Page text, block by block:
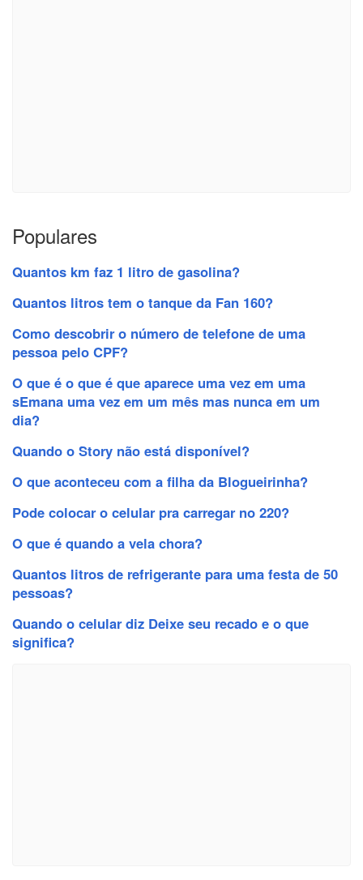
Populares
Quantos km faz 1 litro de gasolina?
Quantos litros tem o tanque da Fan 160?
Como descobrir o número de telefone de uma
pessoa pelo CPF?
O que é o que é que aparece uma vez em uma
sEmana uma vez em um mês mas nunca em um
dia?
Quando o Story não está disponível?
O que aconteceu com a filha da Blogueirinha?
Pode colocar o celular pra carregar no 220?
O que é quando a vela chora?
Quantos litros de refrigerante para uma festa de 50
pessoas?
Quando o celular diz Deixe seu recado e o que
significa?